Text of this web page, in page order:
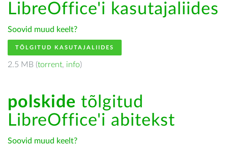
LibreOffice'i kasutajaliides
Soovid muud keelt?
TÕLGITUD KASUTAJALIIDES
2.5 MB (torrent, info)
polskide tõlgitud
LibreOffice'i abitekst
Soovid muud keelt?